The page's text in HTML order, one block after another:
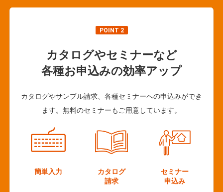
POINT 2
カタログやセミナーなど
各種お申込みの効率アップ
カタログやサンプル請求、各種セミナーへの申込みができ
ます。無料のセミナーもご用意しています。
簡単入力
カタログ
請求
セミナー
申込み